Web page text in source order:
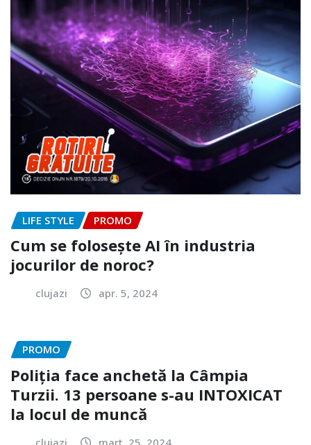
LIFE STYLE PROMO
Cum se folosește AI în industria
jocurilor de noroc?
clujazi apr. 5, 2024
PROMO
Poliția face anchetă la Câmpia
Turzii. 13 persoane s-au INTOXICAT
la locul de muncă
clujazi mart. 25, 2024